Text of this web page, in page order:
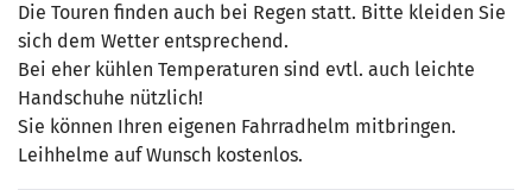
Die Touren finden auch bei Regen statt. Bitte kleiden Sie
sich dem Wetter entsprechend.
Bei eher kühlen Temperaturen sind evtl. auch leichte
Handschuhe nützlich!
Sie können Ihren eigenen Fahrradhelm mitbringen.
Leihhelme auf Wunsch kostenlos.